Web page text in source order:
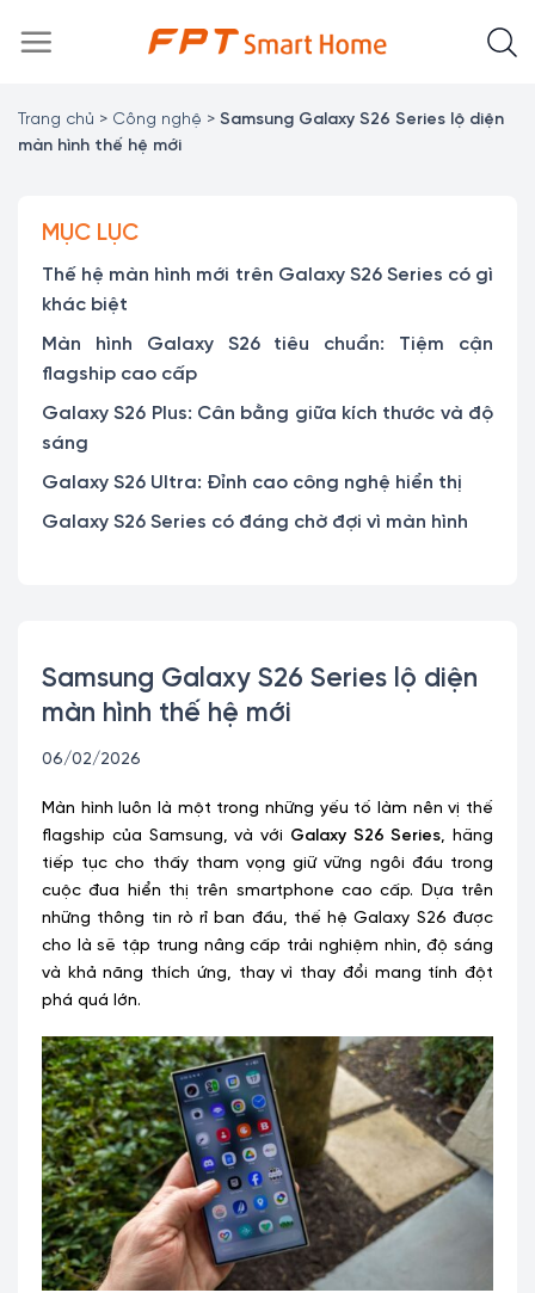
đến
Trang chủ > Công nghệ > Samsung Galaxy S26 Series lộ diện
màn hình thế hệ mới
Samsung Galaxy S26 Series lộ diện
màn hình thế hệ mới
06/02/2026
Màn hình luôn là một trong những yếu tố làm nên vị thế
flagship của Samsung, và với Galaxy S26 Series, hãng
tiếp tục cho thấy tham vọng giữ vững ngôi đầu trong
cuộc đua hiển thị trên smartphone cao cấp. Dựa trên
những thông tin rò rỉ ban đầu, thế hệ Galaxy S26 được
cho là sẽ tập trung nâng cấp trải nghiệm nhìn, độ sáng
và khả năng thích ứng, thay vì thay đổi mang tính đột
phá quá lớn.
MỤC LỤC
Thế hệ màn hình mới trên Galaxy S26 Series có gì
khác biệt
Màn hình Galaxy S26 tiêu chuẩn: Tiệm cận
flagship cao cấp
Galaxy S26 Plus: Cân bằng giữa kích thước và độ
sáng
Galaxy S26 Ultra: Đỉnh cao công nghệ hiển thị
Galaxy S26 Series có đáng chờ đợi vì màn hình